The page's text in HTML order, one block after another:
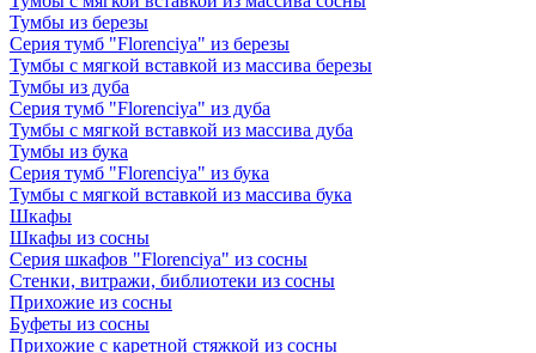
Тумбы из березы
Серия тумб "Florenciya" из березы
Тумбы с мягкой вставкой из массива березы
Тумбы из дуба
Серия тумб "Florenciya" из дуба
Тумбы с мягкой вставкой из массива дуба
Тумбы из бука
Серия тумб "Florenciya" из бука
Тумбы с мягкой вставкой из массива бука
Шкафы
Шкафы из сосны
Серия шкафов "Florenciya" из сосны
Стенки, витражи, библиотеки из сосны
Прихожие из сосны
Буфеты из сосны
Прихожие с каретной стяжкой из сосны